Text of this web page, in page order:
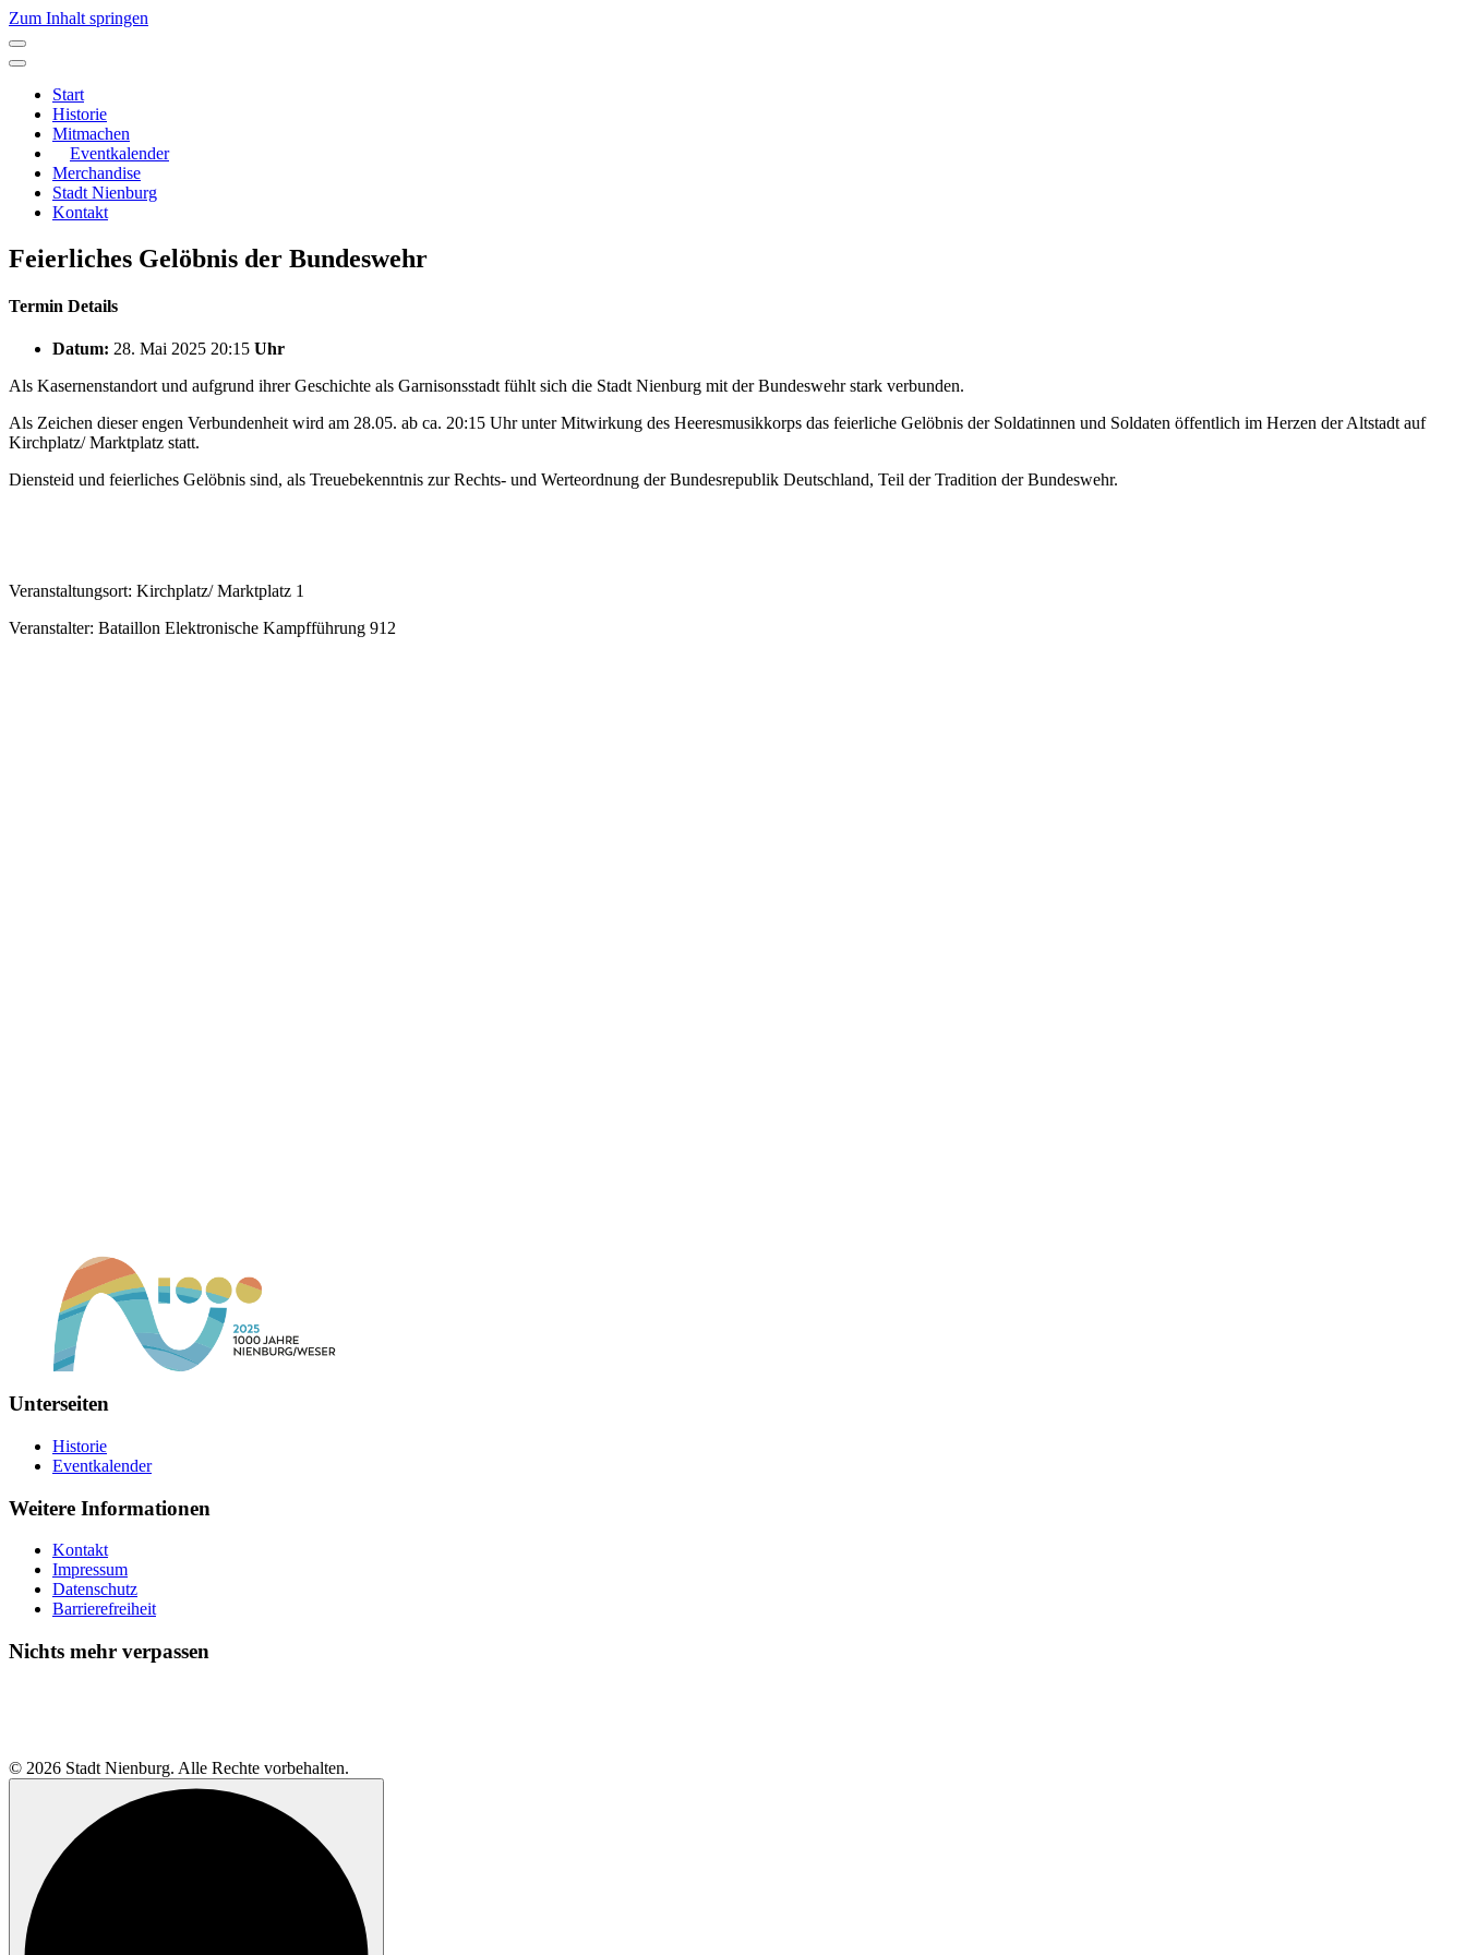
Zum Inhalt springen
Hauptnavigation
Start
Historie
Mitmachen
Eventkalender
Merchandise
Stadt Nienburg
Kontakt
Feierliches Gelöbnis der Bundeswehr
Termin Details
Datum: 28. Mai 2025 20:15 Uhr
Als Kasernenstandort und aufgrund ihrer Geschichte als Garnisonsstadt fühlt sich die Stadt Nienburg mit der Bundeswehr stark verbunden.
Als Zeichen dieser engen Verbundenheit wird am 28.05. ab ca. 20:15 Uhr unter Mitwirkung des Heeresmusikkorps das feierliche Gelöbnis der Soldatinnen und Soldaten öffentlich im Herzen der Altstadt auf
Kirchplatz/ Marktplatz statt.
Diensteid und feierliches Gelöbnis sind, als Treuebekenntnis zur Rechts- und Werteordnung der Bundesrepublik Deutschland, Teil der Tradition der Bundeswehr.
Veranstaltungsort: Kirchplatz/ Marktplatz 1
Veranstalter: Bataillon Elektronische Kampfführung 912
Unterseiten
Historie
Eventkalender
Weitere Informationen
Kontakt
Impressum
Datenschutz
Barrierefreiheit
Nichts mehr verpassen
© 2026 Stadt Nienburg. Alle Rechte vorbehalten.